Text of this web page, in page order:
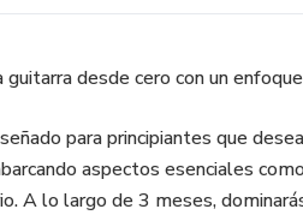
desde cero con un
para principiantes que
aspectos esenciales
A lo largo de 3 meses,